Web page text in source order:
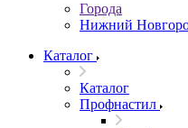
Города
Нижний
Каталог
Каталог
Профнастил